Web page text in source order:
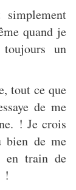
quand je
un
tout ce que
de me
! Je crois
bien de me
en train de
!